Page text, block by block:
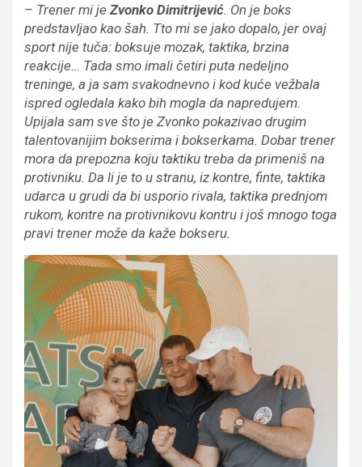
– Trener mi je Zvonko Dimitrijević. On je boks
predstavljao kao šah. Tto mi se jako dopalo, jer ovaj
sport nije tuča: boksuje mozak, taktika, brzina
reakcije… Tada smo imali četiri puta nedeljno
treninge, a ja sam svakodnevno i kod kuće vežbala
ispred ogledala kako bih mogla da napredujem.
Upijala sam sve što je Zvonko pokazivao drugim
talentovanijim bokserima i bokserkama. Dobar trener
mora da prepozna koju taktiku treba da primeniš na
protivniku. Da li je to u stranu, iz kontre, finte, taktika
udarca u grudi da bi usporio rivala, taktika prednjom
rukom, kontre na protivnikovu kontru i još mnogo toga
pravi trener može da kaže bokseru.